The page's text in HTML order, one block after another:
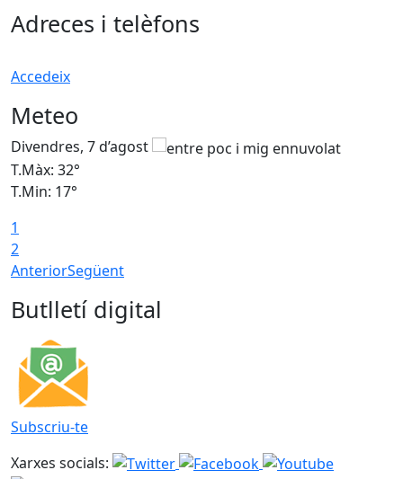
Adreces i telèfons
Accedeix
Meteo
Divendres, 7 d’agost
T.Màx: 32°
T.Min: 17°
1
2
AnteriorSegüent
Butlletí digital
Subscriu-te
Xarxes socials: